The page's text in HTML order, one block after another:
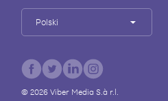
Polski
© 2026Viber Media S.à r.l.